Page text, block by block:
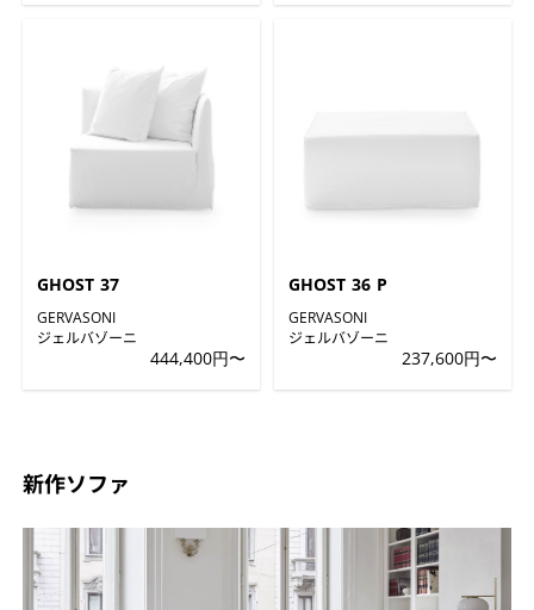
GHOST 37
GERVASONI
ジェルバゾーニ
444,400円〜
GHOST 36 P
GERVASONI
ジェルバゾーニ
237,600円〜
新作ソファ